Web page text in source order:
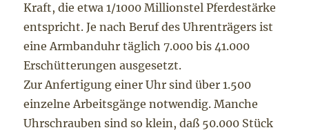
Kraft, die etwa 1/1000 Millionstel Pferdestärke
entspricht. Je nach Beruf des Uhrenträgers ist
eine Armbanduhr täglich 7.000 bis 41.000
Erschütterungen ausgesetzt.
Zur Anfertigung einer Uhr sind über 1.500
einzelne Arbeitsgänge notwendig. Manche
Uhrschrauben sind so klein, daß 50.000 Stück